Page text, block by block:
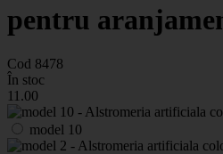
pentru
Cod 8478
În stoc
11 .00
model 10